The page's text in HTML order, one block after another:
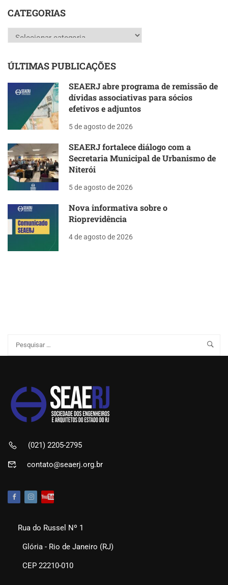
CATEGORIAS
Categorias
ÚLTIMAS PUBLICAÇÕES
SEAERJ abre programa de remissão de
dívidas associativas para sócios
efetivos e adjuntos
5 de agosto de 2026
SEAERJ fortalece diálogo com a
Secretaria Municipal de Urbanismo de
Niterói
5 de agosto de 2026
Nova informativa sobre o
Rioprevidência
4 de agosto de 2026
(021) 2205-2795
contato@seaerj.org.br
Rua do Russel Nº 1
Glória - Rio de Janeiro (RJ)
CEP 22210-010